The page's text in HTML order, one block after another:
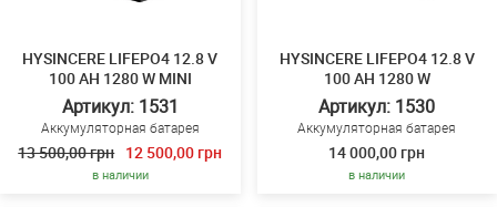
HYSINCERE LIFEPO4 12.8 V
100 AH 1280 W MINI
Артикул: 1531
Аккумуляторная батарея
13 500,00 грн 12 500,00 грн
в наличии
HYSINCERE LIFEPO4 12.8 V
100 AH 1280 W
Артикул: 1530
Аккумуляторная батарея
14 000,00 грн
в наличии